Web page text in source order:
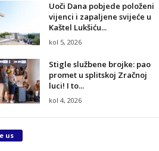
Uoči Dana pobjede položeni
vijenci i zapaljene svijeće u
Kaštel Lukšiću...
kol 5, 2026
Stigle službene brojke: pao
promet u splitskoj Zračnoj
luci! I to...
kol 4, 2026
us